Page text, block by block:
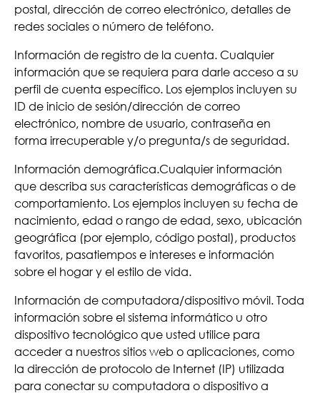
postal, dirección de correo electrónico, detalles de
redes sociales o número de teléfono.
Información de registro de la cuenta. Cualquier
información que se requiera para darle acceso a su
perfil de cuenta específico. Los ejemplos incluyen su
ID de inicio de sesión/dirección de correo
electrónico, nombre de usuario, contraseña en
forma irrecuperable y/o pregunta/s de seguridad.
Información demográfica.Cualquier información
que describa sus características demográficas o de
comportamiento. Los ejemplos incluyen su fecha de
nacimiento, edad o rango de edad, sexo, ubicación
geográfica (por ejemplo, código postal), productos
favoritos, pasatiempos e intereses e información
sobre el hogar y el estilo de vida.
Información de computadora/dispositivo móvil. Toda
información sobre el sistema informático u otro
dispositivo tecnológico que usted utilice para
acceder a nuestros sitios web o aplicaciones, como
la dirección de protocolo de Internet (IP) utilizada
para conectar su computadora o dispositivo a